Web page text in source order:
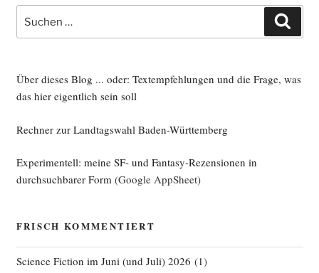
nach:
Über dieses Blog ... oder: Textempfehlungen und die Frage, was
das hier eigentlich sein soll
Rechner zur Landtagswahl Baden-Württemberg
Experimentell: meine SF- und Fantasy-Rezensionen in
durchsuchbarer Form(Google AppSheet)
FRISCH KOMMENTIERT
Science Fiction im Juni (und Juli) 2026 (1)